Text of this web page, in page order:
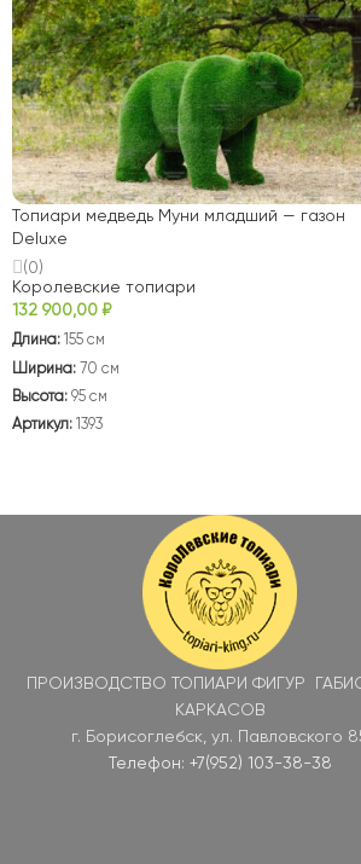
Топиари медведь Муни младший — газон
Deluxe
(0)
Королевские топиари
132 900,00₽
Длина: 155 см
Ширина: 70 см
Высота: 95 см
Артикул: 1393
ПРОИЗВОДСТВО ТОПИАРИ ФИГУР
КАРКАСОВ
г. Борисоглебск, ул. Павловского
Телефон: +7(952) 103-38-38